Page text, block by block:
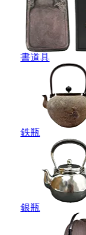
書道具
鉄瓶
銀瓶